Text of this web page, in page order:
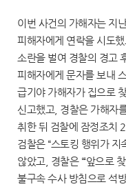
이번 사건의 가해자는 지
피해자에게 연락을 시도
소란을 벌여 경찰의 경고
피해자에게 문자를 보내
급기야 가해자가 집으로
신고했고, 경찰은 가해자
취한 뒤 검찰에 잠정조치
검찰은 “스토킹 행위가 지
않았고, 경찰은 “‘앞으로
불구속 수사 방침으로 석